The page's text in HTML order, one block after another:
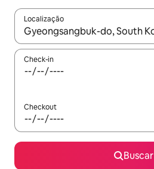
Localização
Quando os resultados estiverem
Check-in
Checkout
Buscar